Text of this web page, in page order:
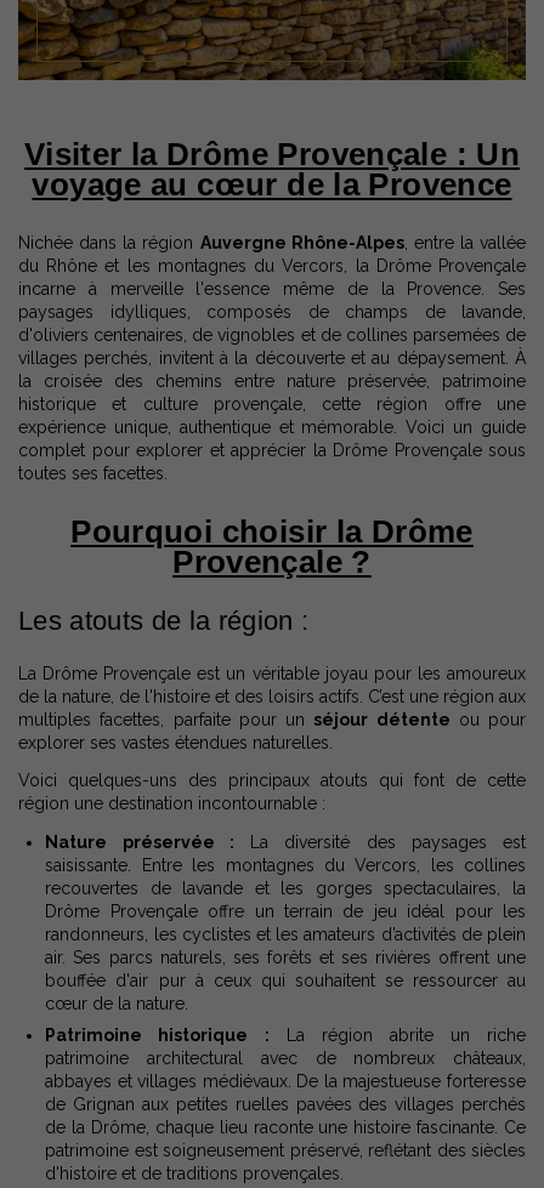
Visiter la Drôme Provençale : Un
voyage au cœur de la Provence
Nichée dans la région Auvergne Rhône-Alpes, entre la vallée
du Rhône et les montagnes du Vercors, la Drôme Provençale
incarne à merveille l'essence même de la Provence. Ses
paysages idylliques, composés de champs de lavande,
d'oliviers centenaires, de vignobles et de collines parsemées de
villages perchés, invitent à la découverte et au dépaysement. À
la croisée des chemins entre nature préservée, patrimoine
historique et culture provençale, cette région offre une
expérience unique, authentique et mémorable. Voici un guide
complet pour explorer et apprécier la Drôme Provençale sous
toutes ses facettes.
Pourquoi choisir la Drôme
Provençale ?
Les atouts de la région :
La Drôme Provençale est un véritable joyau pour les amoureux
de la nature, de l'histoire et des loisirs actifs. C’est une région aux
multiples facettes, parfaite pour un séjour détente ou pour
explorer ses vastes étendues naturelles.
Voici quelques-uns des principaux atouts qui font de cette
région une destination incontournable :
Nature préservée : La diversité des paysages est
saisissante. Entre les montagnes du Vercors, les collines
recouvertes de lavande et les gorges spectaculaires, la
Drôme Provençale offre un terrain de jeu idéal pour les
randonneurs, les cyclistes et les amateurs d’activités de plein
air. Ses parcs naturels, ses forêts et ses rivières offrent une
bouffée d'air pur à ceux qui souhaitent se ressourcer au
cœur de la nature.
Patrimoine historique : La région abrite un riche
patrimoine architectural avec de nombreux châteaux,
abbayes et villages médiévaux. De la majestueuse forteresse
de Grignan aux petites ruelles pavées des villages perchés
de la Drôme, chaque lieu raconte une histoire fascinante. Ce
patrimoine est soigneusement préservé, reflétant des siècles
d'histoire et de traditions provençales.